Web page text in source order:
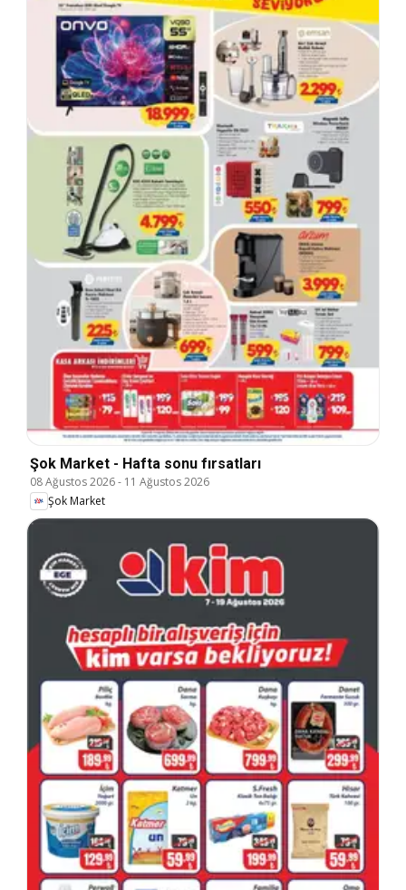
Şok Market - Hafta sonu fırsatları
08 Ağustos 2026- 11 Ağustos 2026
Şok Market